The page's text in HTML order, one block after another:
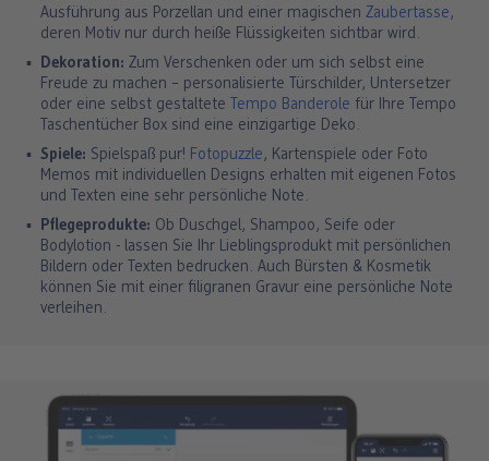
Ausführung aus Porzellan und einer magischen Zaubertasse,
deren Motiv nur durch heiße Flüssigkeiten sichtbar wird.
Dekoration: Zum Verschenken oder um sich selbst eine
Freude zu machen – personalisierte Türschilder, Untersetzer
oder eine selbst gestaltete Tempo Banderole für Ihre Tempo
Taschentücher Box sind eine einzigartige Deko.
Spiele: Spielspaß pur! Fotopuzzle, Kartenspiele oder Foto
Memos mit individuellen Designs erhalten mit eigenen Fotos
und Texten eine sehr persönliche Note.
Pflegeprodukte: Ob Duschgel, Shampoo, Seife oder
Bodylotion - lassen Sie Ihr Lieblingsprodukt mit persönlichen
Bildern oder Texten bedrucken. Auch Bürsten & Kosmetik
können Sie mit einer filigranen Gravur eine persönliche Note
verleihen.